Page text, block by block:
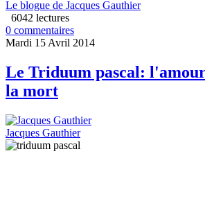
Le blogue de Jacques Gauthier
6042 lectures
0 commentaires
Mardi 15 Avril 2014
Le Triduum pascal:
la mort
Jacques Gauthier